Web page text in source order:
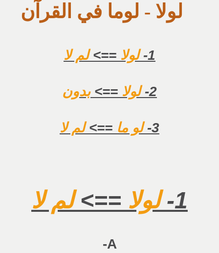
لولا - لوما في القرآن
لولا==>لم لا
2- لولا==>بدون
3- لو ما==>لم لا
1- لولا ==>لم لا
A-